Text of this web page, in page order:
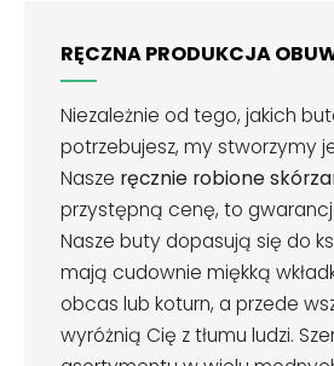
RĘCZNA PRODUKCJA
Niezależnie od tego, jakich
potrzebujesz, my stworzymy
Nasze ręcznie robione
przystępną cenę, to
Nasze buty dopasują się do
mają cudownie miękką
obcas lub koturn, a przede
wyróżnią Cię z tłumu ludzi.